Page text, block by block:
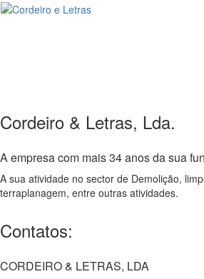
Skip
Cordeiro & Letras, Lda.
A empresa com mais 34 anos da sua
A sua atividade no sector de Demolição,
terraplanagem, entre outras atividades.
Contatos:
CORDEIRO & LETRAS, LDA